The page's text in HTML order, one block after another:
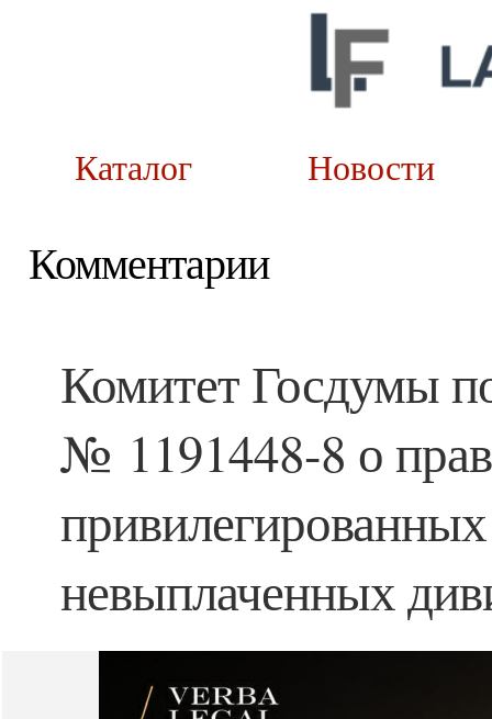
Каталог
Комментарии
Комитет Госдумы
№ 1191448-8 о
невыплаченных